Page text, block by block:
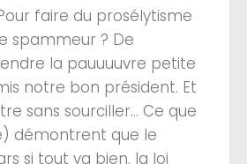
faire du prosélytisme
spammeur ? De
la pauuuuvre petite
notre bon président. Et
sans sourciller… Ce que
démontrent que le
si tout va bien, la loi